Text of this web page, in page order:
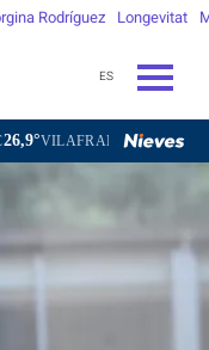
Rodríguez Longevitat
ES
DEL PENEDÈS